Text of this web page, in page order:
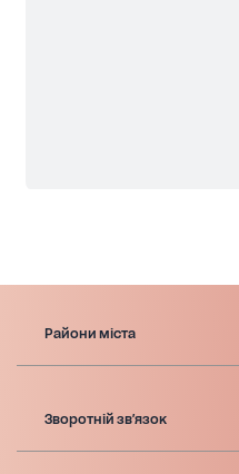
Райони міста
Зворотній зв'язок